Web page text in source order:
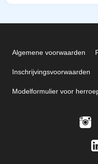
Algemene voorwaarden
Inschrijvingsvoorwaarden
Modelformulier voor